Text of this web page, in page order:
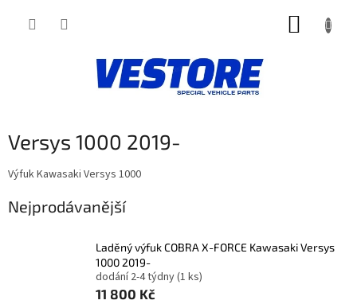
Versys 1000 2019-
Výfuk Kawasaki Versys 1000
Nejprodávanější
Laděný výfuk COBRA X-FORCE Kawasaki Versys
1000 2019-
dodání 2-4 týdny(1 ks)
11 800 Kč